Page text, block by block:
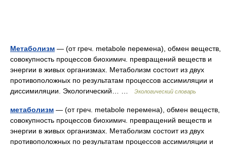
Метаболизм — (от греч. metabole перемена), обмен веществ,
совокупность процессов биохимич. превращений веществ и
энергии в живых организмах. Метаболизм состоит из двух
противоположных по результатам процессов ассимиляции и
диссимиляции. Экологический… …
Экологический словарь
метаболизм — (от греч. metabole перемена), обмен веществ,
совокупность процессов биохимич. превращений веществ и
энергии в живых организмах. Метаболизм состоит из двух
противоположных по результатам процессов ассимиляции и